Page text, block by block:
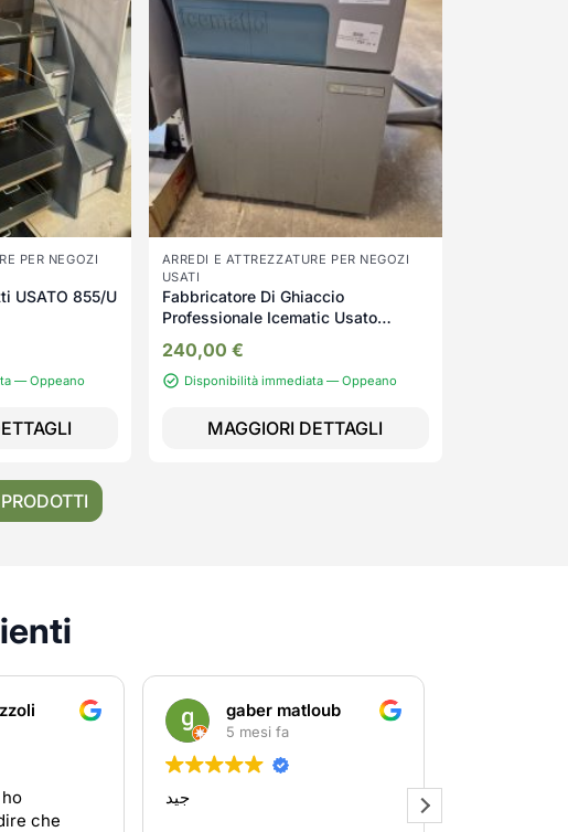
PER NEGOZI
Espositore Di Prodotti USATO 855/U
— Oppeano
ARREDI E ATTREZZATURE PER NEGOZI
USATI
Fabbricatore Di Ghiaccio
Professionale Icematic Usato
240,00 €
Disponibilità immediata — Oppeano
MAGGIORI DETTAGLI
gaber matloub ivano piccoli
Tantissimi prodotti tenuti
bene se sei fortunato trovi